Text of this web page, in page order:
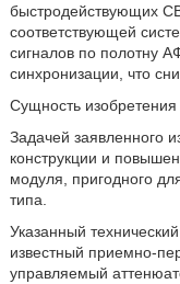
быстродействующих
соответствующей
сигналов по полотну
синхронизации, что
Сущность
Задачей заявленного
конструкции и
модуля, пригодного
типа.
Указанный
известный приемно-
управляемый